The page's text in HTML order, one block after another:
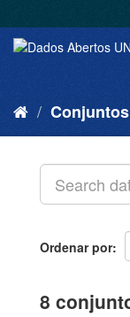
Ordenar por
8